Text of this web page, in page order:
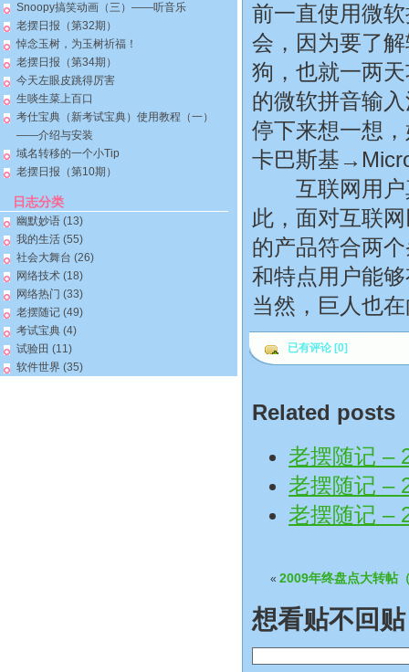
Snoopy搞笑动画（三）——听音乐
老摆日报（第32期）
悼念玉树，为玉树祈福！
老摆日报（第34期）
今天左眼皮跳得厉害
生啖生菜上百口
考仕宝典（新考试宝典）使用教程（一）
——介绍与安装
域名转移的一个小Tip
老摆日报（第10期）
日志分类
幽默妙语 (13)
我的生活 (55)
社会大舞台 (26)
网络技术 (18)
网络热门 (33)
老摆随记 (49)
考试宝典 (4)
试验田 (11)
软件世界 (35)
前一直使用微
会，因为要了
狗，也就一两
的微软拼音输
停下来想一想
卡巴斯基
互联网用户
此，面对互联
的产品符合两
和特点用户能
当然，巨人也
已有评论 [0]
Related posts
老摆随记 –
老摆随记 –
老摆随记 –
« 2009年终盘点大转帖
想看贴不回